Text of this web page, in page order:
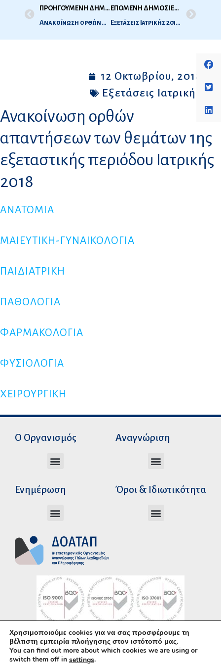
ΠΡΟΗΓΟΥΜΕΝΗ ΔΗΜΟΣΙΕΥΣΗ
Ανακοίνωση ορθών απαντήσεων των θεμάτων 1ης εξεταστικής περιόδου Οδοντιατρικής 2018
ΕΠΟΜΕΝΗ ΔΗΜΟΣΙΕΥΣΗ
Εξετάσεις Ιατρικής 2018 -2η Εξεταστική περίοδος, Οκτώβριος 2018 – Ώρες Προσέλευσης
12 Οκτωβρίου, 2018
Εξετάσεις Ιατρικής
Ανακοίνωση ορθών
απαντήσεων των θεμάτων 1ης
εξεταστικής περιόδου Ιατρικής
2018
ΑΝΑΤΟΜΙΑ
ΜΑΙΕΥΤΙΚΗ-ΓΥΝΑΙΚΟΛΟΓΙΑ
ΠΑΙΔΙΑΤΡΙΚΗ
ΠΑΘΟΛΟΓΙΑ
ΦΑΡΜΑΚΟΛΟΓΙΑ
ΦΥΣΙΟΛΟΓΙΑ
ΧΕΙΡΟΥΡΓΙΚΗ
Ο Οργανισμός Αναγνώριση
Ενημέρωση Όροι & Ιδιωτικότητα
Υλοποίηση με χρήση τουΑνοικτού Λογισμικού
WordPress• Άδεια χρήσης περιεχομένου:CC–
Χρησιμοποιούμε cookies για να σας προσφέρουμε τη
βέλτιστη εμπειρία πλοήγησης στον ιστότοπό μας.
You can find out more about which cookies we are using or
switch them off in settings.